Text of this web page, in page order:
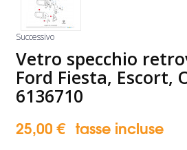
Successivo
Vetro specchio
Ford Fiesta, Escort,
6136710
25,00 € tasse incluse